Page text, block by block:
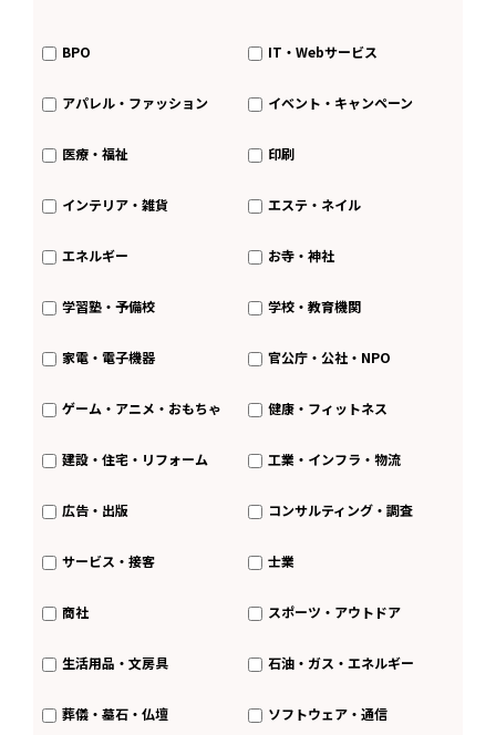
BPO IT・Webサービス
アパレル・ファッション イベント・キャンペーン
医療・福祉 印刷
インテリア・雑貨 エステ・ネイル
エネルギー お寺・神社
学習塾・予備校 学校・教育機関
家電・電子機器 官公庁・公社・NPO
ゲーム・アニメ・おもちゃ 健康・フィットネス
建設・住宅・リフォーム 工業・インフラ・物流
広告・出版 コンサルティング・調査
サービス・接客 士業
商社 スポーツ・アウトドア
生活用品・文房具 石油・ガス・エネルギー
葬儀・墓石・仏壇 ソフトウェア・通信